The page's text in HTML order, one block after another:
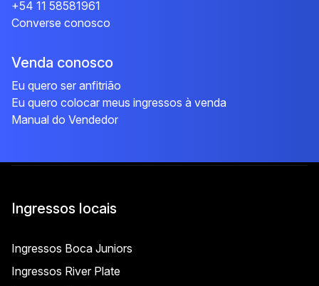
+54 11 58581961
Converse conosco
Venda conosco
Eu quero ser anfitrião
Eu quero colocar meus ingressos à venda
Manual do Vendedor
Ingressos locais
Ingressos Boca Juniors
Ingressos River Plate